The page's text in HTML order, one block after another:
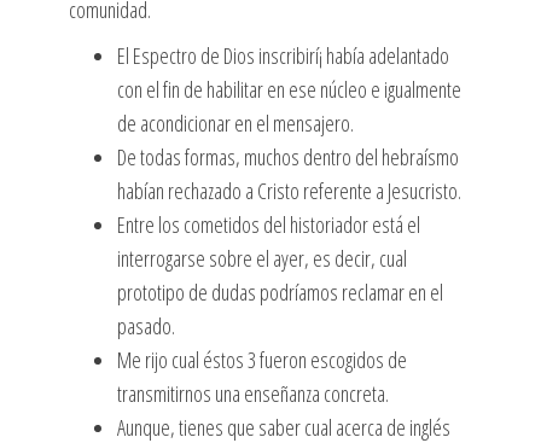
comunidad.
El Espectro de Dios inscribirí¡ había adelantado
con el fin de habilitar en ese núcleo e igualmente
de acondicionar en el mensajero.
De todas formas, muchos dentro del hebraísmo
habían rechazado a Cristo referente a Jesucristo.
Entre los cometidos del historiador está el
interrogarse sobre el ayer, es decir, cual
prototipo de dudas podrí­amos reclamar en el
pasado.
Me rijo cual éstos 3 fueron escogidos de
transmitirnos una enseñanza concreta.
Aunque, tienes que saber cual acerca de inglés